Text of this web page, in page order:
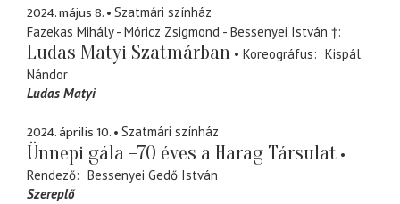
2024. május 8.
Szatmári színház
Fazekas Mihály - Móricz Zsigmond - Bessenyei István †
Ludas Matyi Szatmárban Koreográfus
Kispál
Nándor
Ludas Matyi
2024. április 10. Szatmári színház
Ünnepi gála –70 éves a Harag Társulat
Rendező
Bessenyei Gedő István
Szereplő